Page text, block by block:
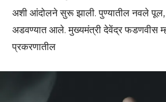
अशी आंदोलने सुरू झाली. पुण्यातील नवले पूल,
अडवण्यात आले. मुख्यमंत्री देवेंद्र फडणवीस
प्रकरणातील